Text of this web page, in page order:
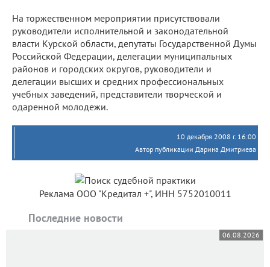
На торжественном мероприятии присутствовали
руководители исполнительной и законодательной
власти Курской области, депутаты Государственной Думы
Российской Федерации, делегации муниципальных
районов и городских округов, руководители и
делегации высших и средних профессиональных
учебных заведений, представители творческой и
одаренной молодежи.
10 декабря 2008 г. 16:00
Автор публикации Дарина Дмитриева
Реклама ООО "Кредитал +", ИНН 5752010011
Последние новости
06.08.2026